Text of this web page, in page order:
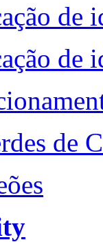
de
de
de